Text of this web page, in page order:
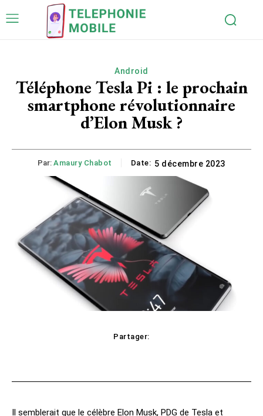
Android
Téléphone Tesla Pi : le prochain
smartphone révolutionnaire
d’Elon Musk ?
Par: Amaury Chabot Date: 5 décembre 2023
Partager:
Il semblerait que le célèbre Elon Musk, PDG de Tesla et